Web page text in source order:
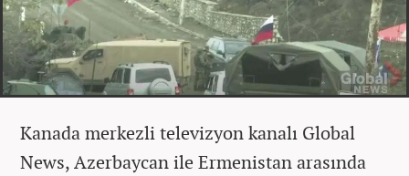
Kanada merkezli televizyon kanalı Global
News, Azerbaycan ile Ermenistan arasında